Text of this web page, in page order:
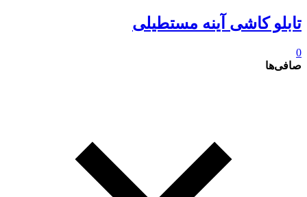
تابلو کاشی آینه مستطیلی
0
صافی‌ها